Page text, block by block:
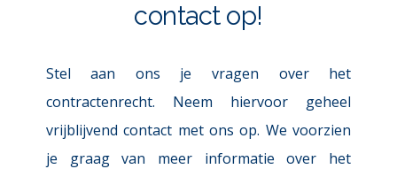
contact op!
Stel aan ons je vragen over het
contractenrecht. Neem hiervoor geheel
vrijblijvend contact met ons op. We voorzien
je graag van meer informatie over het